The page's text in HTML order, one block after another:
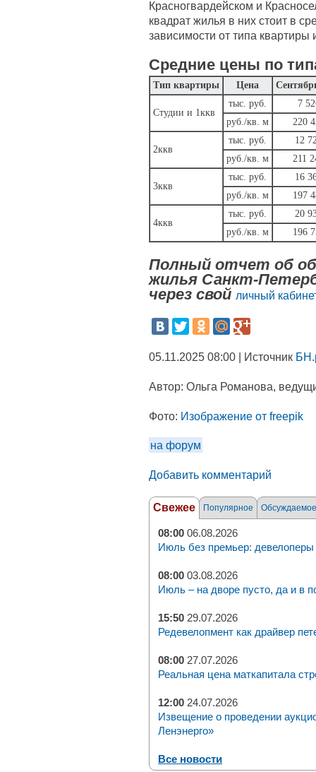
Красногвардейском и
квадрат жилья в них стоит в
зависимости от типа квартиры
Средние цены по
Тип квартиры Цена
Студии и 1ккв
тыс. руб.
7
руб./кв. м
220
2ккв
тыс. руб.
12
руб./кв. м
211
3ккв
тыс. руб.
16
руб./кв. м
197
4ккв
тыс. руб.
20
руб./кв. м
196
Полный отчет об
жилья Санкт-
через свой личный
05.11.2025 08:00 | Источник
Автор: Ольга Романова,
Фото: Изображение от freepik
на форум
Добавить комментарий
Свежее Популярное Обсуждаемое
08:00 06.08.2026
Июль без премьер: девелоперы
08:00 03.08.2026
Июль – на дворе пусто, да и в
15:50 29.07.2026
Редевелопмент как драйвер
08:00 27.07.2026
Реальная цена маткапитала
12:00 24.07.2026
Извещение о проведении
Ленэнерго»
Все новости